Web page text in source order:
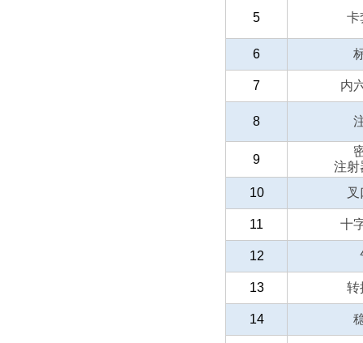
5 卡
6
7 内
8
9
注射
10
11 十
12
13 转
14